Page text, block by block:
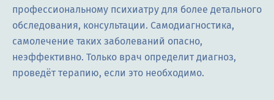
профессиональному психиатру для более детального
обследования, консультации. Самодиагностика,
самолечение таких заболеваний опасно,
неэффективно. Только врач определит диагноз,
проведёт терапию, если это необходимо.